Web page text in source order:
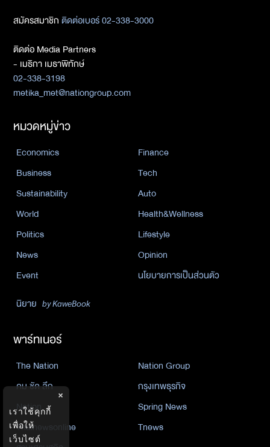
สมัครสมาชิกติดต่อเบอร์ 02-338-3000
ติดต่อ Media Partners
- เมธิกา เมธาพิทักษ์
02-338-3198
metika_met@nationgroup.com
หมวดหมู่ข่าว
Economics
Finance
Business
Tech
Sustainability
Auto
World
Health&Wellness
Politics
Lifestyle
News
Opinion
Event
นโยบายการเป็นส่วนตัว
นิยาย by KaweBook
พาร์ทเนอร์
The Nation
Nation Group
คม ชัด ลึก
กรุงเทพธุรกิจ
Nation
Spring News
Thainewsonline
Tnews
×
เราใช้คุกกี้
เพื่อให้
เว็บไซต์